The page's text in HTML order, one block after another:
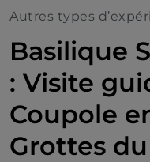
Autres types
Basilique
: Visite
Coupole
Grottes